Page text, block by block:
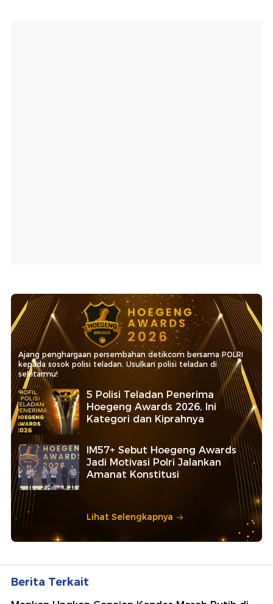
Ajang penghargaan persembahan detikcom bersama POLRI
kepada sosok polisi teladan. Usulkan polisi teladan di
sekitarmu!
5 Polisi Teladan Penerima
Hoegeng Awards 2026, Ini
Kategori dan Kiprahnya
IM57+ Sebut Hoegeng Awards
Jadi Motivasi Polri Jalankan
Amanat Konstitusi
Lihat Selengkapnya
Berita Terkait